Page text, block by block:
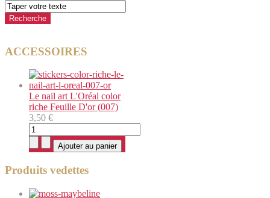
ACCESSOIRES
Le nail art L'Oréal color
riche Feuille D'or (007)
3,50 €
Produits vedettes